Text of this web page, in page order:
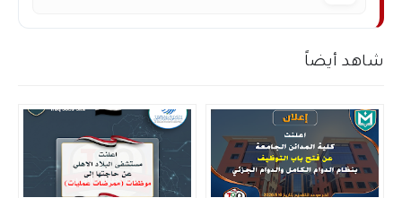
شاهد أيضاً